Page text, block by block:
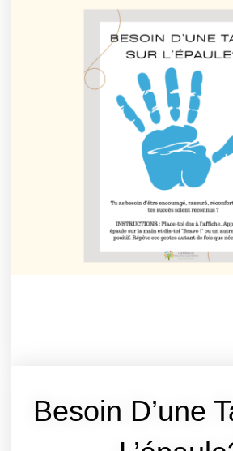
Besoin D’une